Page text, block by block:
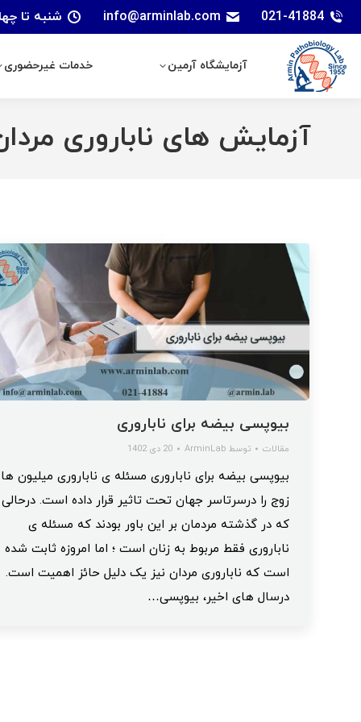
021-41884
info@arminlab.com شنبه تا چهارشنبه: 7 الی 18 |
آزمایشگاه آرمین خدمات غیرحضوری
آزمایش های ناباروری
بیوپسی بیضه برای ناباروری
مقالات توسط ArminLab 20 دی 1402
بیوپسی بیضه برای ناباروری مسئله ی ناباروری میلیون ها
زوج را درسرتاسر جهان‌ تحت تاثیر قرار داده است. درحالی
که در گذشته مردمان بر این باور بودند که مسئله ی
ناباروری فقط مربوط به زنان است ؛ اما امروزه ثابت شده
است که ناباروری مردان نیز یک دلیل حائز اهمیت است.
درسال های اخیر، بیوپسی…
آزمایشگاه آرمین خدمات غیرحضوری